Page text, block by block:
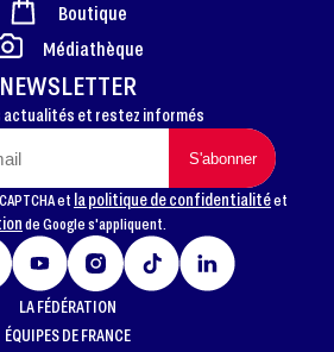
FOOTER
NEWSLETTER
actualités et restez informés
et la politique de confidentialitéet
de Google s'appliquent.
Boutique
Médiathèque
LA FÉDÉRATION
ÉQUIPES DE FRANCE